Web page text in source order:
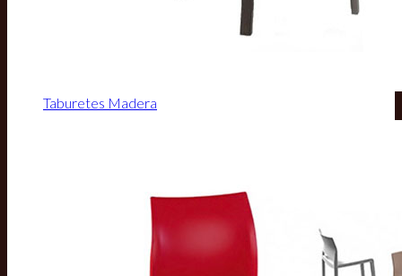
Taburetes Madera